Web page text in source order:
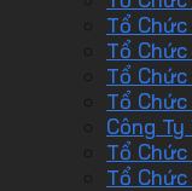
Tổ
Tổ
Tổ Chức
Tổ
Công
Tổ
Tổ